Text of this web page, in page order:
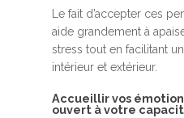
Le fait d’accepter ces
aide grandement à
stress tout en facilitant
intérieur et extérieur.
Accueillir vos
ouvert à votre